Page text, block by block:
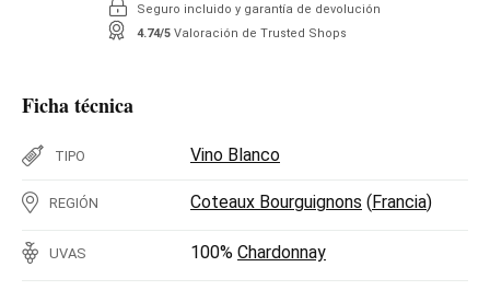
Seguro incluido y garantía de devolución
4.74/5 Valoración de Trusted Shops
Ficha técnica
TIPO Vino Blanco
REGIÓN Coteaux Bourguignons (Francia)
UVAS 100% Chardonnay